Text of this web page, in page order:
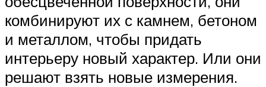
комбинируют их с камнем, бетоном
и металлом, чтобы придать
интерьеру новый характер. Или они
решают взять новые измерения.